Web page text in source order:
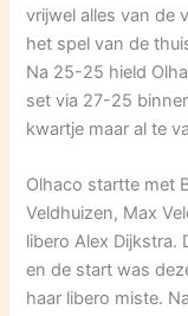
vrijwel alles van de
het spel van de
Na 25-25 hield
set via 27-25
kwartje maar al te
Olhaco startte met
Veldhuizen, Max
libero Alex Dijkstra.
en de start was
haar libero miste.